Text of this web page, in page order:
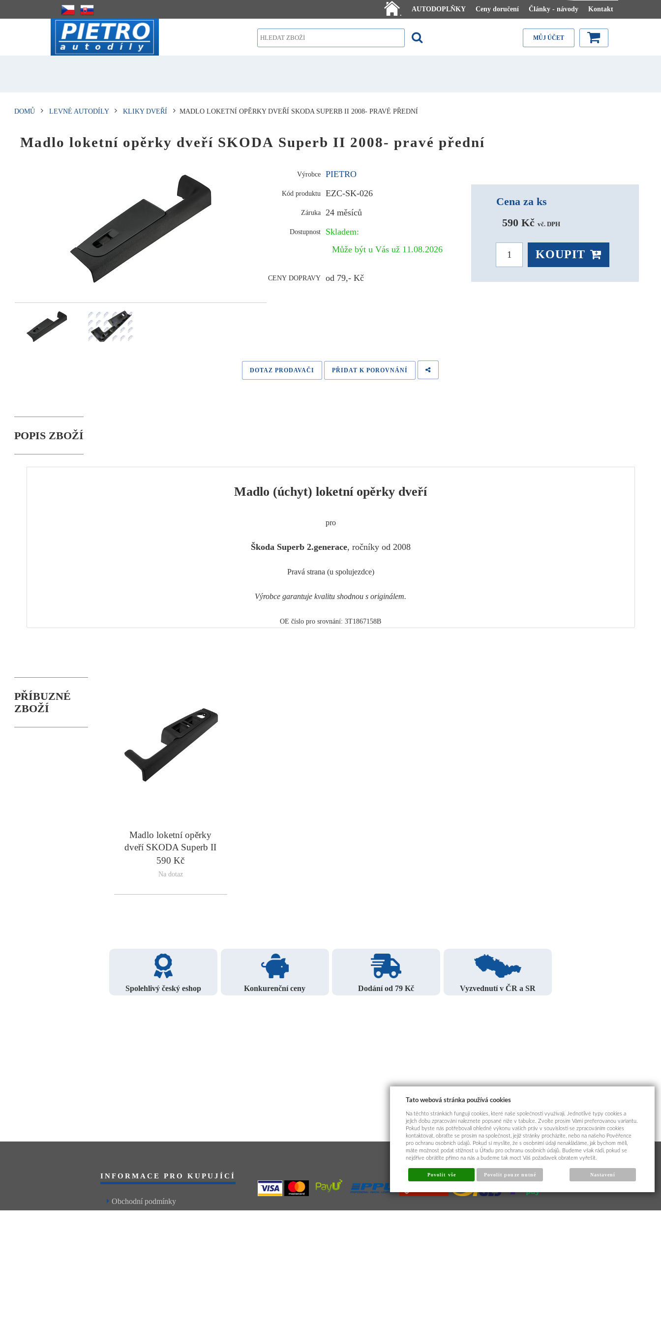
.
AUTODOPLŇKY Ceny doručení Články - návody Kontakt
MŮJ ÚČET
DOMŮ LEVNÉ AUTODÍLY KLIKY DVEŘÍ MADLO LOKETNÍ OPĚRKY DVEŘÍ SKODA SUPERB II 2008- PRAVÉ PŘEDNÍ
Madlo loketní opěrky dveří SKODA Superb II 2008- pravé přední
Výrobce PIETRO
Kód produktu EZC-SK-026
Záruka 24 měsíců
Dostupnost
Skladem:
Může být u Vás už 11.08.2026
CENY DOPRAVY od 79,- Kč
Cena za ks
590 Kč vč. DPH
KOUPIT
DOTAZ PRODAVAČI PŘIDAT K POROVNÁNÍ
POPIS ZBOŽÍ
Madlo (úchyt) loketní opěrky dveří
pro
Škoda Superb 2.generace, ročníky od 2008
Pravá strana (u spolujezdce)
Výrobce garantuje kvalitu shodnou s originálem.
OE číslo pro srovnání: 3T1867158B
PŘÍBUZNÉ
ZBOŽÍ
Madlo loketní opěrky
dveří SKODA Superb II
2008- levé přední
590 Kč
Na dotaz
Spolehlivý český eshop Konkurenční ceny Dodání od 79 Kč Vyzvednutí v ČR a SR
INFORMACE PRO KUPUJÍCÍ
Obchodní podmínky
Tato webová stránka používá cookies
Na těchto stránkách fungují cookies, které naše společnosti využívají. Jednotlivé typy cookies a
jejich dobu zpracování naleznete popsané níže v tabulce. Zvolte prosím Vámi preferovanou variantu.
Pokud byste nás potřebovali ohledně výkonu vašich práv v souvislosti se zpracováním cookies
kontaktovat, obraťte se prosím na společnost, jejíž stránky procházíte, nebo na našeho Pověřence
pro ochranu osobních údajů. Pokud si myslíte, že s osobními údaji nenakládáme, jak bychom měli,
máte možnost podat stížnost u Úřadu pro ochranu osobních údajů. Budeme však rádi, pokud se
nejdříve obrátíte přímo na nás a budeme tak moct Váš požadavek obratem vyřešit.
Povolit vše Povolit pouze nutné Nastavení